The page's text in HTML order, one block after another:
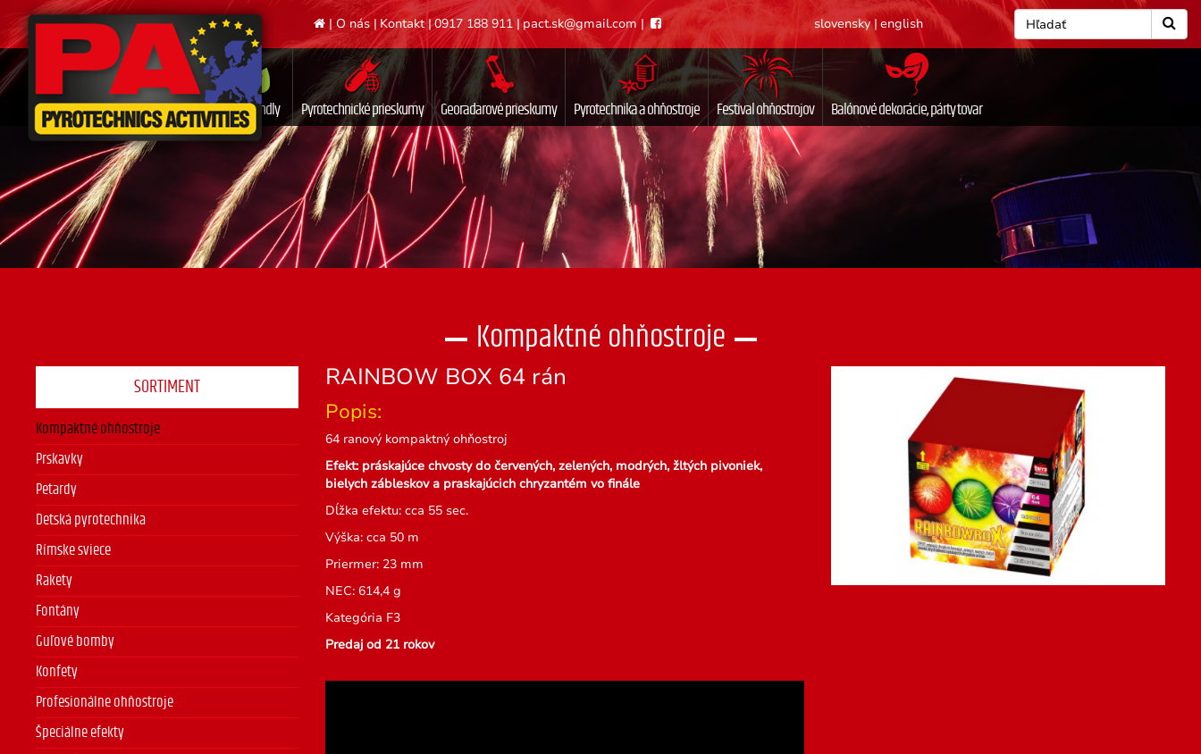
| O nás | Kontakt|0917 188 911| pact.sk@gmail.com| slovensky| english
Ecofriendly Pyrotechnické prieskumy Georadarové prieskumy Pyrotechnika a ohňostroje Festival ohňostrojov Balónové dekorácie, párty tovar
Kompaktné ohňostroje
SORTIMENT
Kompaktné ohňostroje
Prskavky
Petardy
Detská pyrotechnika
Rímske sviece
Rakety
Fontány
Guľové bomby
Konfety
Profesionálne ohňostroje
Špeciálne efekty
RAINBOW BOX 64 rán
Popis:
64 ranový kompaktný ohňostroj
Efekt: práskajúce chvosty do červených, zelených, modrých, žltých pivoniek,
bielych zábleskov a praskajúcich chryzantém vo finále
Dĺžka efektu: cca 55 sec.
Výška: cca 50 m
Priermer: 23 mm
NEC: 614,4 g
Kategória F3
Predaj od 21 rokov